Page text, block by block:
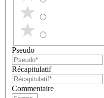
Pseudo
Récapitulatif
Commentaire